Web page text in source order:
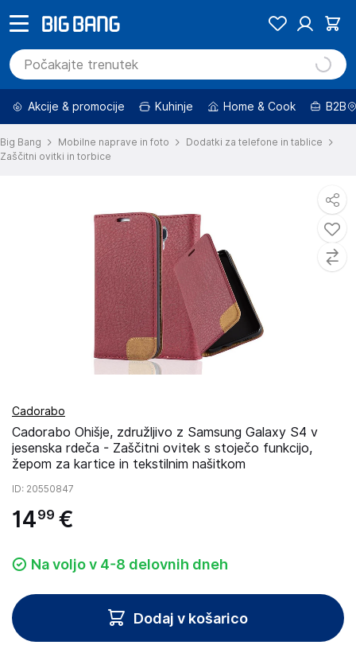
Akcije & promocije Kuhinje Home & Cook B2B
Big Bang Mobilne naprave in foto
Dodatki za telefone in tablice
Zaščitni ovitki in torbice
Cadorabo
Cadorabo Ohišje, združljivo z Samsung Galaxy S4 v
jesenska rdeča - Zaščitni ovitek s stoječo funkcijo,
žepom za kartice in tekstilnim našitkom
ID: 20550847
1499 €
Na voljo v 4-8 delovnih dneh
Dodaj v košarico